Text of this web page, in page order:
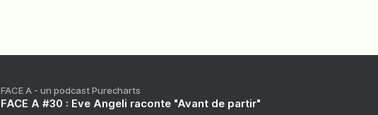
FACE A - un podcast Purecharts
FACE A #30 : Eve Angeli raconte "Avant de partir"